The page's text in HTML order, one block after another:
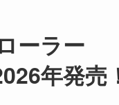
ーラー
年発売